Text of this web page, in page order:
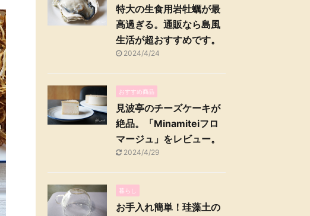
特大の生食用岩牡蠣が最
高過ぎる。通販なら島風
生活が超おすすめです。
2024/4/24
おすすめ商品
見波亭のチーズケーキが
絶品。「Minamiteiフロ
マージュ」をレビュー。
2024/4/29
暮らし
お手入れ簡単！珪藻土の